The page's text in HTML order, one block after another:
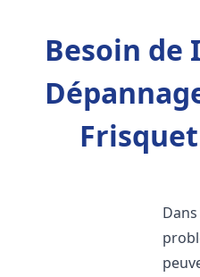
Besoin